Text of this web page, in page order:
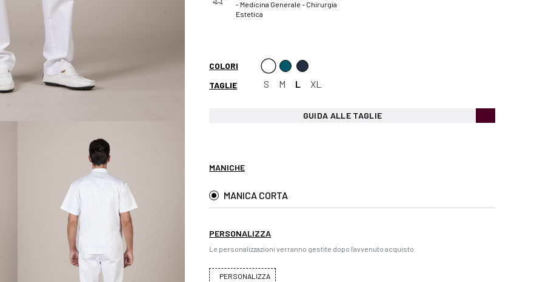
- Medicina Generale – Chirurgia
Estetica
COLORI
TAGLIE
S M L XL
GUIDA ALLE TAGLIE
MANICHE
MANICA CORTA
PERSONALIZZA
Le personalizzazioni verranno gestite dopo l'avvenuto acquisto
PERSONALIZZA